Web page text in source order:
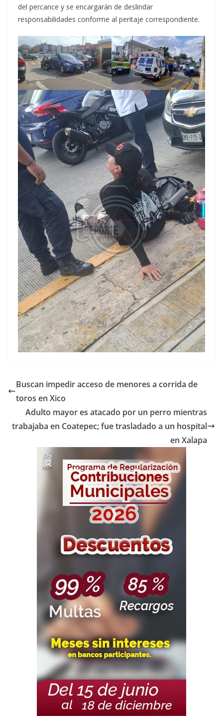
del percance y se encargarán de deslindar
responsabilidades conforme al peritaje correspondiente.
Buscan impedir acceso de menores a corrida de
toros en Xico
Adulto mayor es atacado por un perro mientras
trabajaba en Coatepec; fue trasladado a un hospital
en Xalapa